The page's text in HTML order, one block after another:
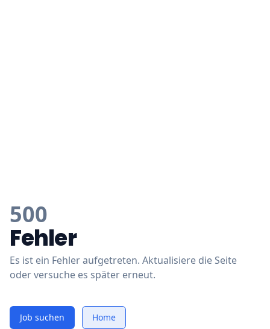
500
Fehler
Es ist ein Fehler aufgetreten. Aktualisiere die Seite
oder versuche es später erneut.
Job suchen Home